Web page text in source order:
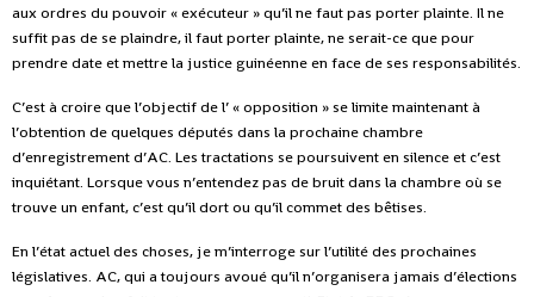
aux ordres du pouvoir « exécuteur » qu’il ne faut pas porter plainte. Il ne
suffit pas de se plaindre, il faut porter plainte, ne serait-ce que pour
prendre date et mettre la justice guinéenne en face de ses responsabilités.
C’est à croire que l’objectif de l’ « opposition » se limite maintenant à
l’obtention de quelques députés dans la prochaine chambre
d’enregistrement d’AC. Les tractations se poursuivent en silence et c’est
inquiétant. Lorsque vous n’entendez pas de bruit dans la chambre où se
trouve un enfant, c’est qu’il dort ou qu’il commet des bêtises.
En l’état actuel des choses, je m’interroge sur l’utilité des prochaines
législatives. AC, qui a toujours avoué qu’il n’organisera jamais d’élections